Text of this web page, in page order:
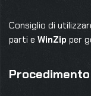
Consiglio di
parti e WinZip per